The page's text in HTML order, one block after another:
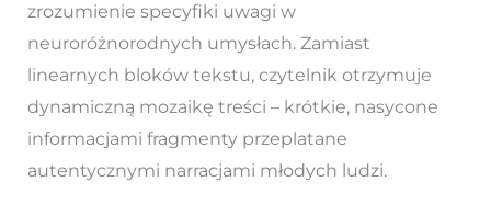
zrozumienie specyfiki uwagi w
neuroróżnorodnych umysłach. Zamiast
linearnych bloków tekstu, czytelnik otrzymuje
dynamiczną mozaikę treści – krótkie, nasycone
informacjami fragmenty przeplatane
autentycznymi narracjami młodych ludzi.